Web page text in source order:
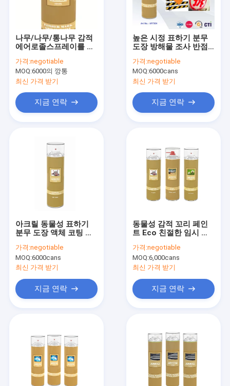
제품
우리 에 관한 것
공장 투어
나무/나무/통나무 감적
에어로졸스프레이를 위
표 분무 도장은 퇴색합
니다
가격:negotiable
MOQ:6000의 깡통
최신 가격 받기
지금 연락
높은 시정 표하기 분무
도장 방해물 조사 반점
인트 없음 500ml
가격:negotiable
MOQ:6000cans
최신 가격 받기
지금 연락
아크릴 동물성 표하기
분무 도장 액체 코팅 빨
500ml
가격:negotiable
MOQ:6000cans
최신 가격 받기
지금 연락
동물성 감적 꼬리 페인
트 Eco 친절한 임시 분
가격:negotiable
MOQ:6,000cans
최신 가격 받기
지금 연락